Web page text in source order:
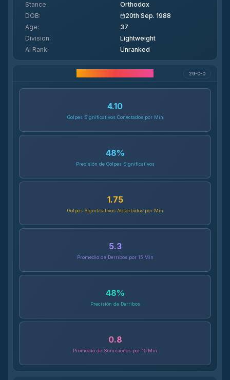
Stance:
Orthodox
DOB:
20th Sep. 1988
Age:
37
Division:
Lightweight
AI Rank: Unranked
29-0-0
4.10
Golpes Significativos Conectados por Min
48%
Precisión de Golpes Significativos
1.75
Golpes Significativos Absorbidos por Min
5.3
Promedio de Derribos por 15 Min
48%
Precisión de Derribos
0.8
Promedio de Sumisiones por 15 Min